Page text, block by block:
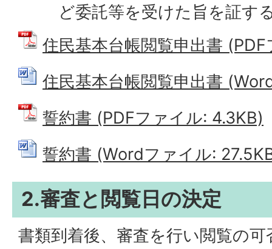
ど委託等を受けた旨を証す
住民基本台帳閲覧申出書
住民基本台帳閲覧申出書
誓約書 (PDFファイル: 4.3KB)
誓約書 (Wordファイル:
2.審査と閲覧日の決定
書類到着後、審査を行い閲覧の